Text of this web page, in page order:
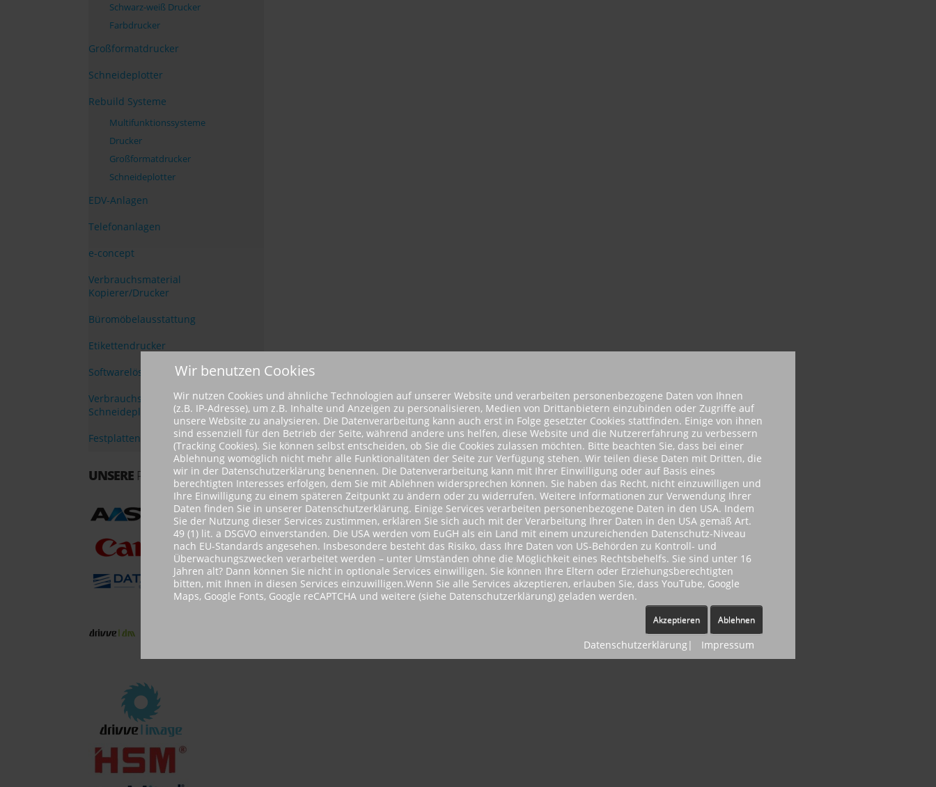
Schwarz-weiß Drucker
Farbdrucker
Großformatdrucker
Schneideplotter
Rebuild Systeme
Multifunktionssysteme
Drucker
Großformatdrucker
Schneideplotter
EDV-Anlagen
Telefonanlagen
e-concept
Verbrauchsmaterial
Kopierer/Drucker
Büromöbelausstattung
Etikettendrucker
Softwarelösungen
Verbrauchsmaterial Druck- und
Schneideplotter
Festplattenvernichter
UNSERE PARTNER
Wir benutzen Cookies
Wir nutzen Cookies und ähnliche Technologien auf unserer Website und verarbeiten personenbezogene Daten von Ihnen
(z.B. IP-Adresse), um z.B. Inhalte und Anzeigen zu personalisieren, Medien von Drittanbietern einzubinden oder Zugriffe auf
unsere Website zu analysieren. Die Datenverarbeitung kann auch erst in Folge gesetzter Cookies stattfinden. Einige von ihnen
sind essenziell für den Betrieb der Seite, während andere uns helfen, diese Website und die Nutzererfahrung zu verbessern
(Tracking Cookies). Sie können selbst entscheiden, ob Sie die Cookies zulassen möchten. Bitte beachten Sie, dass bei einer
Ablehnung womöglich nicht mehr alle Funktionalitäten der Seite zur Verfügung stehen. Wir teilen diese Daten mit Dritten, die
wir in der Datenschutzerklärung benennen. Die Datenverarbeitung kann mit Ihrer Einwilligung oder auf Basis eines
berechtigten Interesses erfolgen, dem Sie mit Ablehnen widersprechen können. Sie haben das Recht, nicht einzuwilligen und
Ihre Einwilligung zu einem späteren Zeitpunkt zu ändern oder zu widerrufen. Weitere Informationen zur Verwendung Ihrer
Daten finden Sie in unserer Datenschutzerklärung. Einige Services verarbeiten personenbezogene Daten in den USA. Indem
Sie der Nutzung dieser Services zustimmen, erklären Sie sich auch mit der Verarbeitung Ihrer Daten in den USA gemäß Art.
49 (1) lit. a DSGVO einverstanden. Die USA werden vom EuGH als ein Land mit einem unzureichenden Datenschutz-Niveau
nach EU-Standards angesehen. Insbesondere besteht das Risiko, dass Ihre Daten von US-Behörden zu Kontroll- und
Überwachungszwecken verarbeitet werden – unter Umständen ohne die Möglichkeit eines Rechtsbehelfs. Sie sind unter 16
Jahren alt? Dann können Sie nicht in optionale Services einwilligen. Sie können Ihre Eltern oder Erziehungsberechtigten
bitten, mit Ihnen in diesen Services einzuwilligen.Wenn Sie alle Services akzeptieren, erlauben Sie, dass YouTube, Google
Maps, Google Fonts, Google reCAPTCHA und weitere (siehe Datenschutzerklärung) geladen werden.
Akzeptieren Ablehnen
Datenschutzerklärung | Impressum